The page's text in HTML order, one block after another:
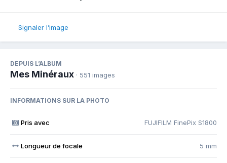
Signaler l’image
DEPUIS L’ALBUM
Mes Minéraux · 551 images
INFORMATIONS SUR LA PHOTO
Pris avec FUJIFILM FinePix S1800
Longueur de focale 5 mm